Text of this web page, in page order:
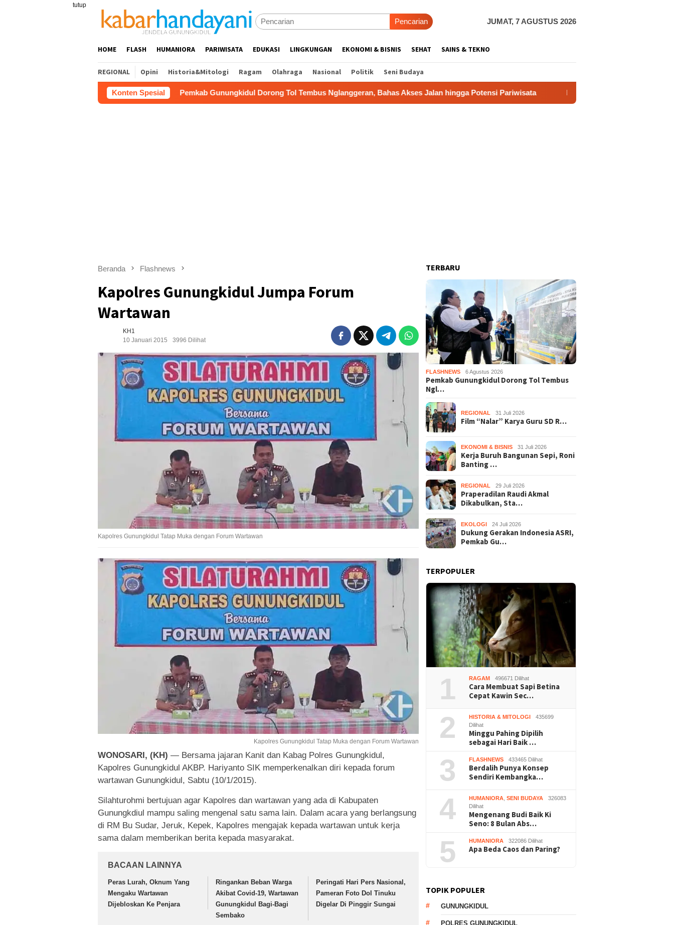
tutup
Pencarian JUMAT, 7 AGUSTUS 2026
HOME FLASH HUMANIORA PARIWISATA EDUKASI LINGKUNGAN EKONOMI & BISNIS SEHAT SAINS & TEKNO
REGIONAL Opini Historia&Mitologi Ragam Olahraga Nasional Politik Seni Budaya
Konten Spesial
Pemkab Gunungkidul Dorong Tol Tembus Nglanggeran, Bahas Akses Jalan hingga Potensi Pariwisata Film “Nalar” Karya Guru SD Raih Juara 1 Lomba
Beranda Flashnews
Kapolres Gunungkidul Jumpa Forum
Wartawan
KH1
10 Januari 2015
3996 Dilihat
Kapolres Gunungkidul Tatap Muka dengan Forum Wartawan
Kapolres Gunungkidul Tatap Muka dengan Forum Wartawan
WONOSARI, (KH) — Bersama jajaran Kanit dan Kabag Polres Gunungkidul,
Kapolres Gunungkidul AKBP. Hariyanto SIK memperkenalkan diri kepada forum
wartawan Gunungkidul, Sabtu (10/1/2015).
Silahturohmi bertujuan agar Kapolres dan wartawan yang ada di Kabupaten
Gunungkdiul mampu saling mengenal satu sama lain. Dalam acara yang berlangsung
di RM Bu Sudar, Jeruk, Kepek, Kapolres mengajak kepada wartawan untuk kerja
sama dalam memberikan berita kepada masyarakat.
BACAAN LAINNYA
Peras Lurah, Oknum Yang
Mengaku Wartawan
Dijebloskan Ke Penjara
Ringankan Beban Warga
Akibat Covid-19, Wartawan
Gunungkidul Bagi-Bagi
Sembako
Peringati Hari Pers Nasional,
Pameran Foto Dol Tinuku
Digelar Di Pinggir Sungai
TERBARU
FLASHNEWS 6 Agustus 2026
Pemkab Gunungkidul Dorong Tol Tembus
Ngl…
REGIONAL 31 Juli 2026
Film “Nalar” Karya Guru SD R…
EKONOMI & BISNIS 31 Juli 2026
Kerja Buruh Bangunan Sepi, Roni
Banting …
REGIONAL 29 Juli 2026
Praperadilan Raudi Akmal
Dikabulkan, Sta…
EKOLOGI 24 Juli 2026
Dukung Gerakan Indonesia ASRI,
Pemkab Gu…
TERPOPULER
1 RAGAM 496671 Dilihat
Cara Membuat Sapi Betina
Cepat Kawin Sec…
2 HISTORIA & MITOLOGI
435699
Dilihat
Minggu Pahing Dipilih
sebagai Hari Baik …
3 FLASHNEWS 433465 Dilihat
Berdalih Punya Konsep
Sendiri Kembangka…
4 HUMANIORA ,SENI BUDAYA
326083
Dilihat
Mengenang Budi Baik Ki
Seno: 8 Bulan Abs…
5 HUMANIORA 322086 Dilihat
Apa Beda Caos dan Paring?
TOPIK POPULER
GUNUNGKIDUL
POLRES GUNUNGKIDUL